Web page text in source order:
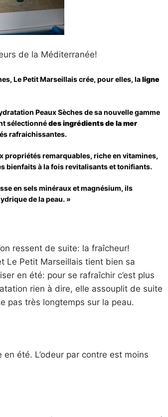
de la Méditerranée!
Le Petit Marseillais crée, pour elles, laligne
Peaux Sèches de sa nouvelle gamme
sélectionnédes ingrédients de la mer
rafraichissantes.
propriétés remarquables, riche en vitamines,
bienfaits à la fois revitalisants et tonifiants.
en sels minéraux et magnésium, ils
de la peau. »
ressent de suite: la fraîcheur!
Le Petit Marseillais tient bien sa
en été: pour se rafraîchir c’est plus
rien à dire, elle assouplit de suite
pas très longtemps sur la peau.
été. L’odeur par contre est moins